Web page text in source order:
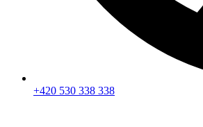
+420 530 338 338